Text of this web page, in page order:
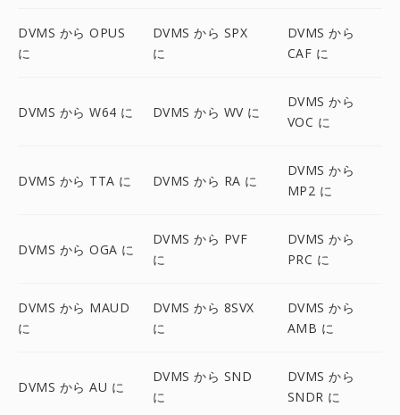
DVMS から OPUS
に
DVMS から SPX
に
DVMS から
CAF に
DVMS から W64 に DVMS から WV に
DVMS から
VOC に
DVMS から TTA に DVMS から RA に
DVMS から
MP2 に
DVMS から OGA に
DVMS から PVF
に
DVMS から
PRC に
DVMS から MAUD
に
DVMS から 8SVX
に
DVMS から
AMB に
DVMS から AU に
DVMS から SND
に
DVMS から
SNDR に